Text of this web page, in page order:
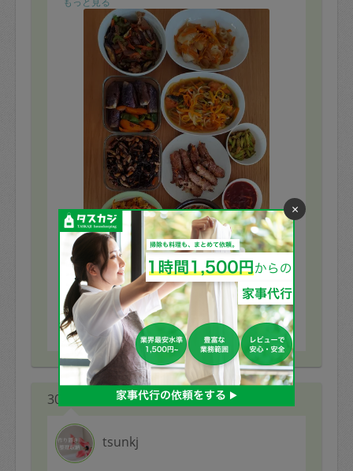
※依頼者の依頼当時の主観的な感想です。
30代 女性より
tsunkj
×